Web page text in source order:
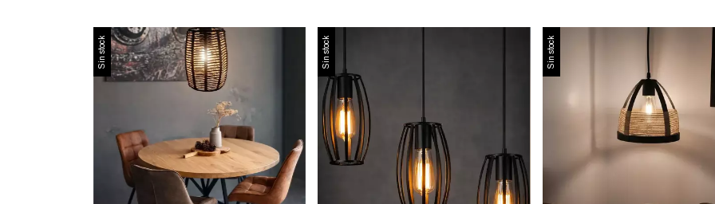
Sin stock Sin stock Sin stock